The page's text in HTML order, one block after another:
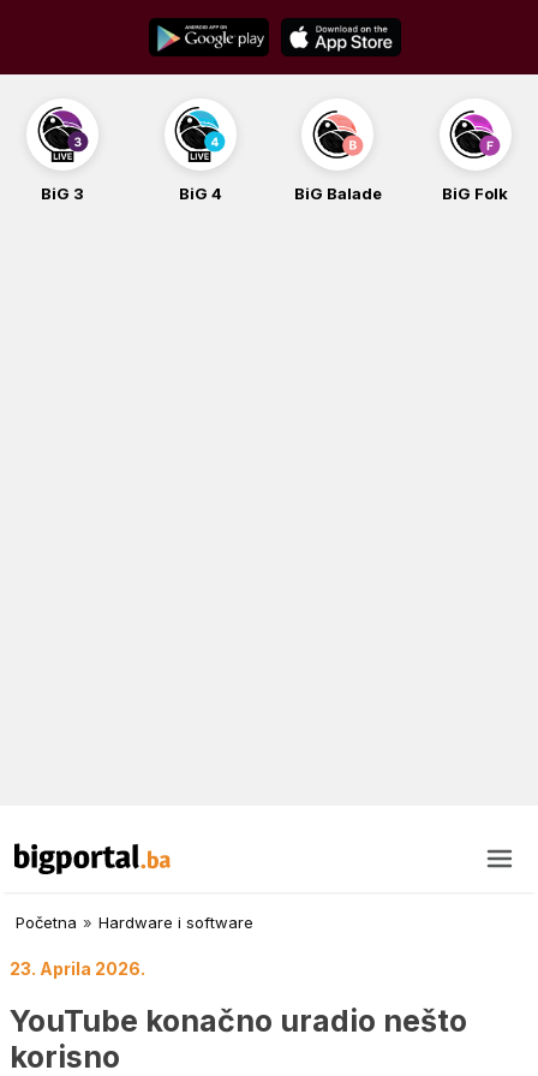
content
BiG 3 BiG 4 BiG Balade BiG Folk
Početna » Hardware i software
23. Aprila 2026.
YouTube konačno uradio nešto
korisno